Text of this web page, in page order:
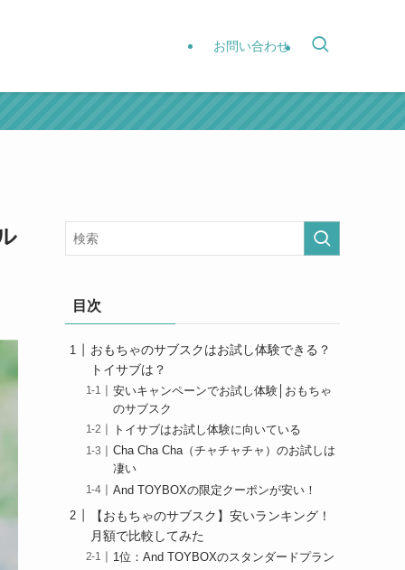
お問い合わせ
目次
おもちゃのサブスクはお試し体験できる？
トイサブは？
安いキャンペーンでお試し体験│おもちゃ
のサブスク
トイサブはお試し体験に向いている
Cha Cha Cha（チャチャチャ）のお試しは
凄い
And TOYBOXの限定クーポンが安い！
【おもちゃのサブスク】安いランキング！
月額で比較してみた
1位：And TOYBOXのスタンダードプラン